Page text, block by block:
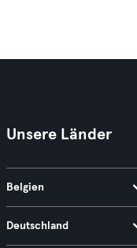
Unsere Länder
Belgien
Deutschland